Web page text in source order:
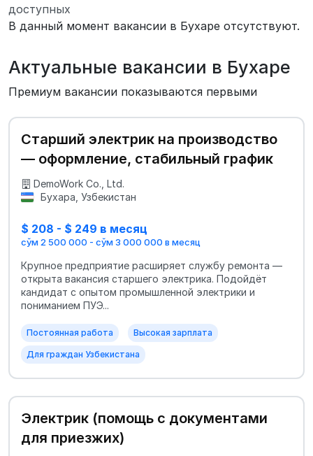
доступных
В данный момент вакансии в Бухаре отсутствуют.
Актуальные вакансии в Бухаре
Премиум вакансии показываются первыми
Старший электрик на производство
— оформление, стабильный график
DemoWork Co., Ltd.
Бухара, Узбекистан
$ 208 - $ 249 в месяц
сўм 2 500 000 - сўм 3 000 000 в месяц
Крупное предприятие расширяет службу ремонта —
открыта вакансия старшего электрика. Подойдёт
кандидат с опытом промышленной электрики и
пониманием ПУЭ...
Постоянная работа Высокая зарплата
Для граждан Узбекистана
Электрик (помощь с документами
для приезжих)